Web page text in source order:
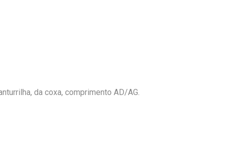
da coxa, comprimento AD/AG.